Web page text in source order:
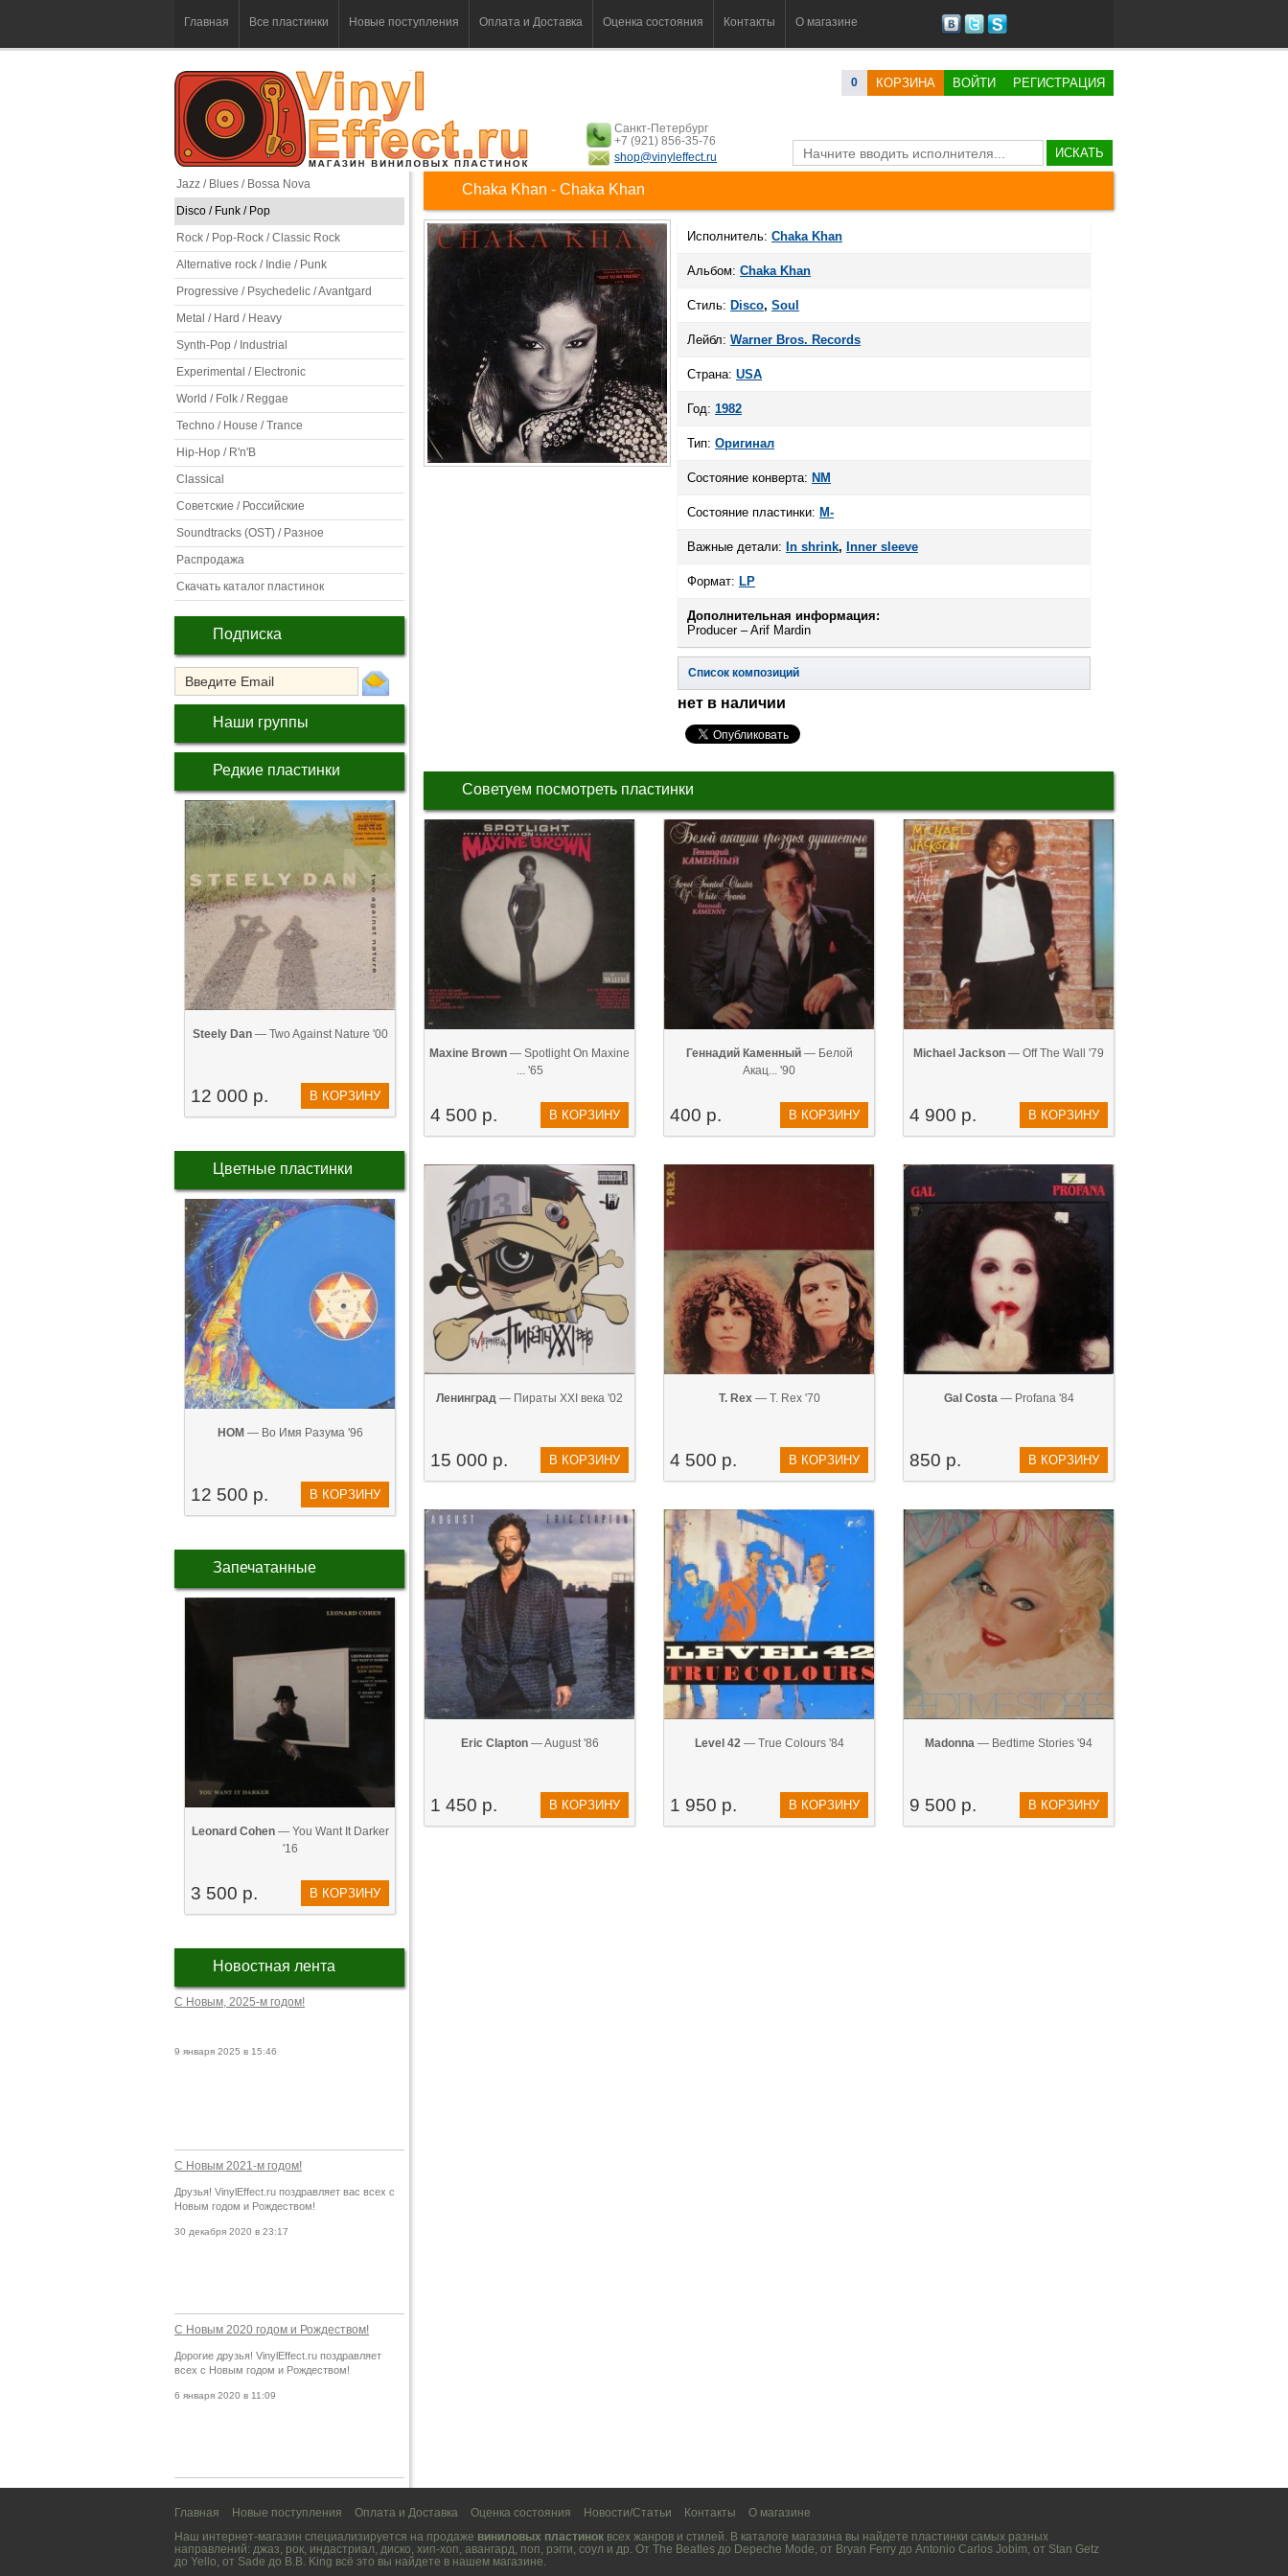
Главная Все пластинки Новые поступления Оплата и Доставка Оценка состояния Контакты О магазине
0 КОРЗИНА ВОЙТИ РЕГИСТРАЦИЯ
Санкт-Петербург
+7 (921) 856-35-76
shop@vinyleffect.ru
ИСКАТЬ
Jazz / Blues / Bossa Nova
Disco / Funk / Pop
Rock / Pop-Rock / Classic Rock
Alternative rock / Indie / Punk
Progressive / Psychedelic / Avantgard
Metal / Hard / Heavy
Synth-Pop / Industrial
Experimental / Electronic
World / Folk / Reggae
Techno / House / Trance
Hip-Hop / R'n'B
Classical
Советские / Российские
Soundtracks (OST) / Разное
Распродажа
Скачать каталог пластинок
Подписка
Наши группы
Редкие пластинки
Steely Dan— Two Against Nature '00
12 000 р. В КОРЗИНУ
Цветные пластинки
НОМ — Во Имя Разума '96
12 500 р. В КОРЗИНУ
Запечатанные
Leonard Cohen— You Want It Darker
'16
3 500 р. В КОРЗИНУ
Новостная лента
С Новым, 2025-м годом!
9 января 2025 в 15:46
С Новым 2021-м годом!
Друзья! VinylEffect.ru поздравляет вас всех с
Новым годом и Рождеством!
30 декабря 2020 в 23:17
С Новым 2020 годом и Рождеством!
Дорогие друзья! VinylEffect.ru поздравляет
всех с Новым годом и Рождеством!
6 января 2020 в 11:09
Chaka Khan - Chaka Khan
Исполнитель: Chaka Khan
Альбом: Chaka Khan
Стиль: Disco, Soul
Лейбл: Warner Bros. Records
Страна: USA
Год: 1982
Тип: Оригинал
Состояние конверта: NM
Состояние пластинки: M-
Важные детали: In shrink, Inner sleeve
Формат: LP
Дополнительная информация:
Producer – Arif Mardin
Список композиций
нет в наличии
Советуем посмотреть пластинки
Maxine Brown — Spotlight On Maxine
... '65
4 500 р. В КОРЗИНУ
Геннадий Каменный— Белой
Акац... '90
400 р. В КОРЗИНУ
Michael Jackson — Off The Wall '79
4 900 р. В КОРЗИНУ
Ленинград — Пираты XXI века '02
15 000 р. В КОРЗИНУ
T. Rex— T. Rex '70
4 500 р. В КОРЗИНУ
Gal Costa— Profana '84
850 р. В КОРЗИНУ
Eric Clapton— August '86
1 450 р. В КОРЗИНУ
Level 42— True Colours '84
1 950 р. В КОРЗИНУ
Madonna — Bedtime Stories '94
9 500 р. В КОРЗИНУ
Главная Новые поступления Оплата и Доставка Оценка состояния Новости/Статьи Контакты
О магазине
Наш интернет-магазин специализируется на продаже виниловых пластинок всех жанров и стилей. В каталоге магазина вы найдете пластинки самых разных
направлений: джаз, рок, индастриал, диско, хип-хоп, авангард, поп, рэгги, соул и др. От The Beatles до Depeche Mode, от Bryan Ferry до Antonio Carlos Jobim, от Stan Getz
до Yello, от Sade до B.B. King всё это вы найдете в нашем магазине.